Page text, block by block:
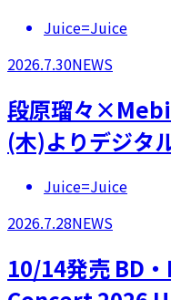
Juice=Juice
2026.7.30NEWS
段原瑠々
(木)よりデジタ
Juice=Juice
2026.7.28NEWS
10/14発売 BD